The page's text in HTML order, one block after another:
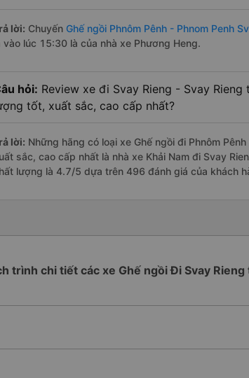
lời: Chuyến Ghế ngồi Phnôm Pênh - Phnom Penh
vào lúc 15:30 là của nhà xe Phương Heng.
hỏi: Review xe đi Svay Rieng - Svay
tốt, xuất sắc, cao cấp nhất?
lời: Những hãng có loại xe Ghế ngồi đi Phnôm
sắc, cao cấp nhất là nhà xe Khải Nam đi Svay
lượng là 4.7/5 dựa trên 496 đánh giá của khách
trình chi tiết các xe Ghế ngồi Đi Svay Rieng